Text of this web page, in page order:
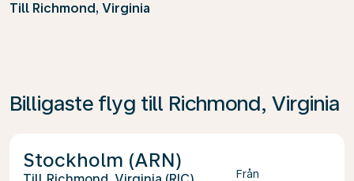
Till Richmond, Virginia
Billigaste flyg till Richmond, Virginia
Stockholm (ARN)
Från